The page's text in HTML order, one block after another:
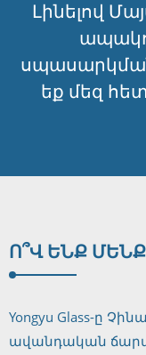
Լինելով
եք մեզ
Ո՞Վ ԵՆՔ ՄԵՆՔ
Yongyu Glass-ը
ավանդական